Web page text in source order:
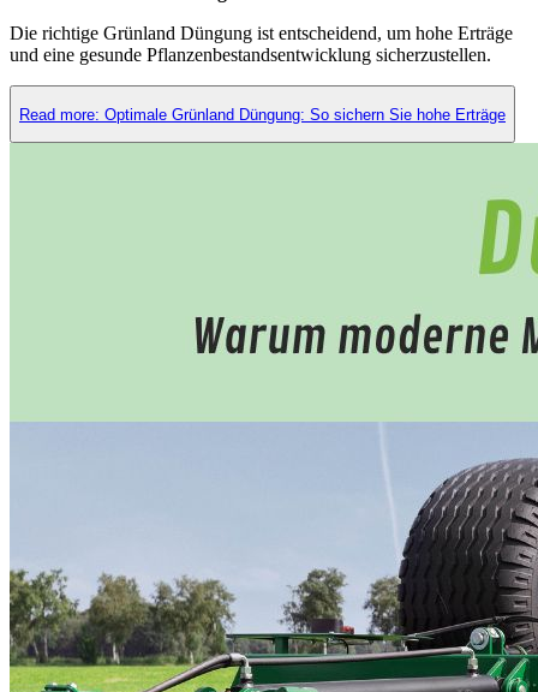
Die richtige Grünland Düngung ist entscheidend, um hohe Erträge
und eine gesunde Pflanzenbestandsentwicklung sicherzustellen.
Read more: Optimale Grünland Düngung: So sichern Sie hohe Erträge